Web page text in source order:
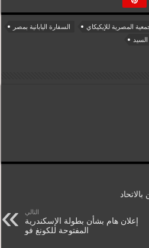
المصرية للإيكيكاي
السفارة اليابانية بمصر
التالي
إعلان هام بشأن بطولة الإسكندرية
المفتوحة للكونغ فو